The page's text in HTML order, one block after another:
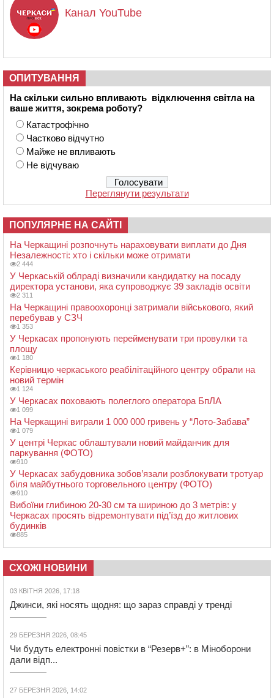
Канал YouTube
ОПИТУВАННЯ
На скільки сильно впливають відключення світла на
ваше життя, зокрема роботу?
Катастрофічно
Частково відчутно
Майже не впливають
Не відчуваю
Переглянути результати
ПОПУЛЯРНЕ НА САЙТІ
На Черкащині розпочнуть нараховувати виплати до Дня
Незалежності: хто і скільки може отримати
2 444
У Черкаській облраді визначили кандидатку на посаду
директора установи, яка супроводжує 39 закладів освіти
2 311
На Черкащині правоохоронці затримали військового, який
перебував у СЗЧ
1 353
У Черкасах пропонують перейменувати три провулки та
площу
1 180
Керівницю черкаського реабілітаційного центру обрали на
новий термін
1 124
У Черкасах поховають полеглого оператора БпЛА
1 099
На Черкащині виграли 1 000 000 гривень у “Лото-Забава”
1 079
У центрі Черкас облаштували новий майданчик для
паркування (ФОТО)
910
У Черкасах забудовника зобов’язали розблокувати тротуар
біля майбутнього торговельного центру (ФОТО)
910
Вибоїни глибиною 20-30 см та шириною до 3 метрів: у
Черкасах просять відремонтувати під’їзд до житлових
будинків
885
СХОЖІ НОВИНИ
03 КВІТНЯ 2026, 17:18
Джинси, які носять щодня: що зараз справді у тренді
29 БЕРЕЗНЯ 2026, 08:45
Чи будуть електронні повістки в “Резерв+”: в Міноборони
дали відп...
27 БЕРЕЗНЯ 2026, 14:02